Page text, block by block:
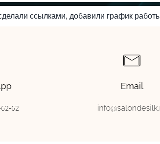
ссылками, добавили график